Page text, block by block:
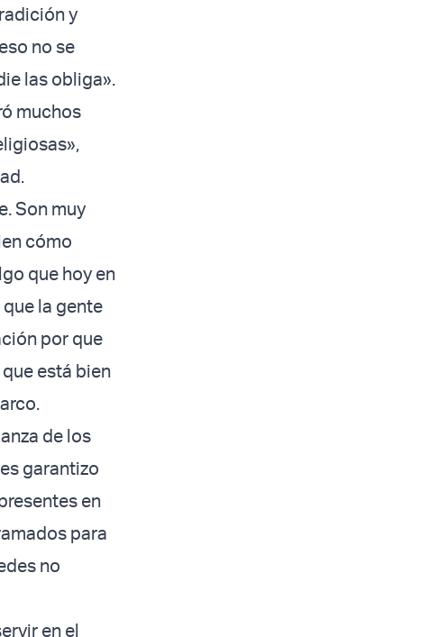
y
no se
las obliga».
muchos
Son muy
cómo
que hoy en
la gente
por que
está bien
de los
garantizo
en
para
no
en el